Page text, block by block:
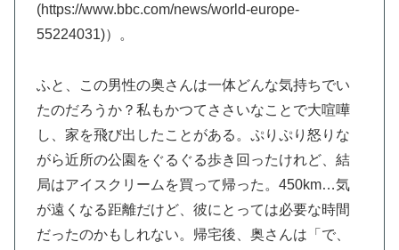
(https://www.bbc.com/news/world-europe-
55224031)）。
ふと、この男性の奥さんは一体どんな気持ちでい
たのだろうか？私もかつてささいなことで大喧嘩
し、家を飛び出したことがある。ぷりぷり怒りな
がら近所の公園をぐるぐる歩き回ったけれど、結
局はアイスクリームを買って帰った。450km…気
が遠くなる距離だけど、彼にとっては必要な時間
だったのかもしれない。帰宅後、奥さんは「で、